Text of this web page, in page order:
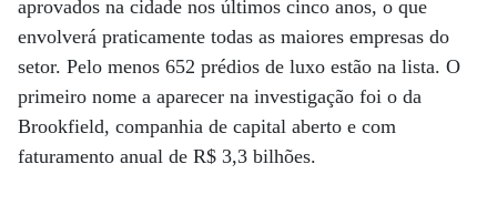
aprovados na cidade nos últimos cinco anos, o que
envolverá praticamente todas as maiores empresas do
setor. Pelo menos 652 prédios de luxo estão na lista. O
primeiro nome a aparecer na investigação foi o da
Brookfield, companhia de capital aberto e com
faturamento anual de R$ 3,3 bilhões.